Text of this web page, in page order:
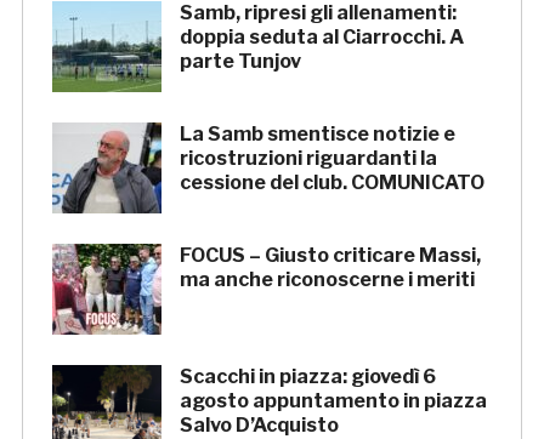
Samb, ripresi gli allenamenti:
doppia seduta al Ciarrocchi. A
parte Tunjov
La Samb smentisce notizie e
ricostruzioni riguardanti la
cessione del club. COMUNICATO
FOCUS – Giusto criticare Massi,
ma anche riconoscerne i meriti
Scacchi in piazza: giovedì 6
agosto appuntamento in piazza
Salvo D’Acquisto